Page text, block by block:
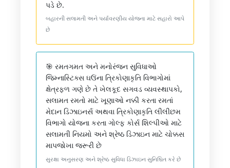
પડે છે.
બહારની સલામતી અને પર્યાવરણીય યોજના માટે સહારો આપે
છે
🎯 રમતગમત અને મનોરંજન સુવિધાઓ
જિમ્નાસ્ટિક્સ ઘઉંના ત્રિકોણાકૃતિ વિભાગોમાં
ક્ષેત્રફળ ગણે છે તે ખેલકૂદ સગવડ વ્યવસ્થાપકો,
સલામત રમતો માટે ખૂણાઓ નક્કી કરતા રમતાં
મેદાન ડિઝાઇનર્સ અથવા ત્રિકોણાકૃતિ લીલીછમ
વિભાગો યોજના કરતા ગોલ્ફ કોર્સ શિલ્પીઓ માટે
સલામતી નિયમો અને શ્રેષ્ઠ ડિઝાઇન માટે ચોક્કસ
માપજોખા જરૂરી છે
સુરક્ષા અનુસરણ અને શ્રેષ્ઠ સુવિધા ડિઝાઇન સુનિશ્ચિત કરે છે